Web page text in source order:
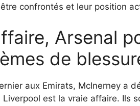
confrontés et leur position
Arsenal
de
aux Emirats, McInerney a
est la vraie affaire. Ils